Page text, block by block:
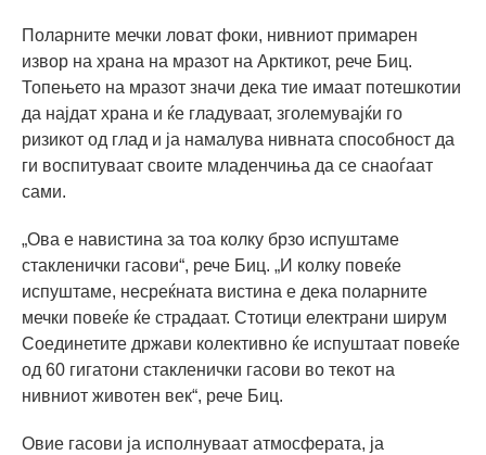
Поларните мечки ловат фоки, нивниот примарен
извор на храна на мразот на Арктикот, рече Биц.
Топењето на мразот значи дека тие имаат потешкотии
да најдат храна и ќе гладуваат, зголемувајќи го
ризикот од глад и ја намалува нивната способност да
ги воспитуваат своите младенчиња да се снаоѓаат
сами.
„Ова е навистина за тоа колку брзо испуштаме
стакленички гасови“, рече Биц. „И колку повеќе
испуштаме, несреќната вистина е дека поларните
мечки повеќе ќе страдаат. Стотици електрани ширум
Соединетите држави колективно ќе испуштаат повеќе
од 60 гигатони стакленички гасови во текот на
нивниот животен век“, рече Биц.
Овие гасови ја исполнуваат атмосферата, ја